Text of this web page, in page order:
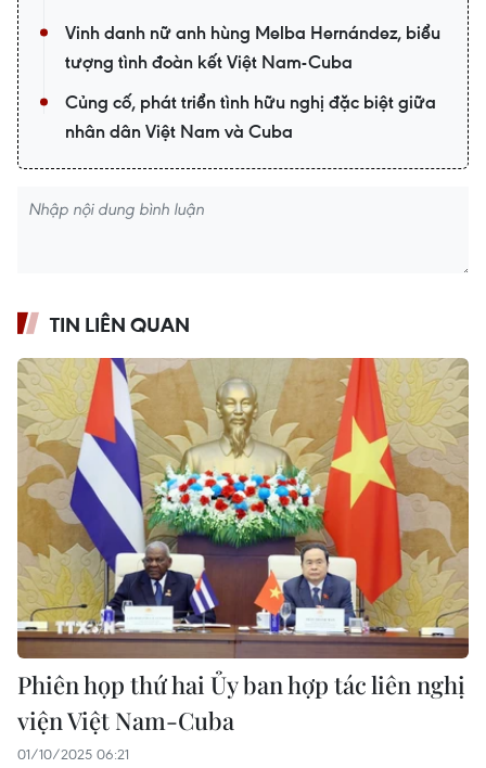
Vinh danh nữ anh hùng Melba Hernández, biểu
tượng tình đoàn kết Việt Nam-Cuba
Củng cố, phát triển tình hữu nghị đặc biệt giữa
nhân dân Việt Nam và Cuba
TIN LIÊN QUAN
Phiên họp thứ hai Ủy ban hợp tác liên nghị
viện Việt Nam-Cuba
01/10/2025 06:21